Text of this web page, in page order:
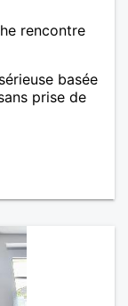
rencontre
basée
prise de